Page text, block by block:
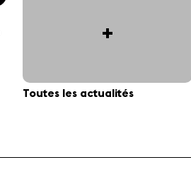
+
Toutes les actualités